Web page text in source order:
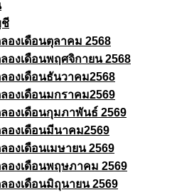
ชี
องเดือนตุลาคม 2568
องเดือนพฤศจิกายน 2568
องเดือนธันวาคม2568
องเดือนมกราคม2569
องเดือนกุมภาพันธ์ 2569
องเดือนมีนาคม2569
องเดือนเมษายน 2569
องเดือนพฤษภาคม 2569
องเดือนมิถุนายน 2569